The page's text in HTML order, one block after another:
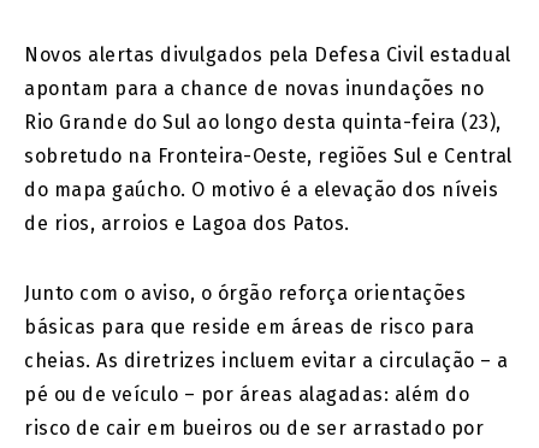
Novos alertas divulgados pela Defesa Civil estadual
apontam para a chance de novas inundações no
Rio Grande do Sul ao longo desta quinta-feira (23),
sobretudo na Fronteira-Oeste, regiões Sul e Central
do mapa gaúcho. O motivo é a elevação dos níveis
de rios, arroios e Lagoa dos Patos.
Junto com o aviso, o órgão reforça orientações
básicas para que reside em áreas de risco para
cheias. As diretrizes incluem evitar a circulação – a
pé ou de veículo – por áreas alagadas: além do
risco de cair em bueiros ou de ser arrastado por